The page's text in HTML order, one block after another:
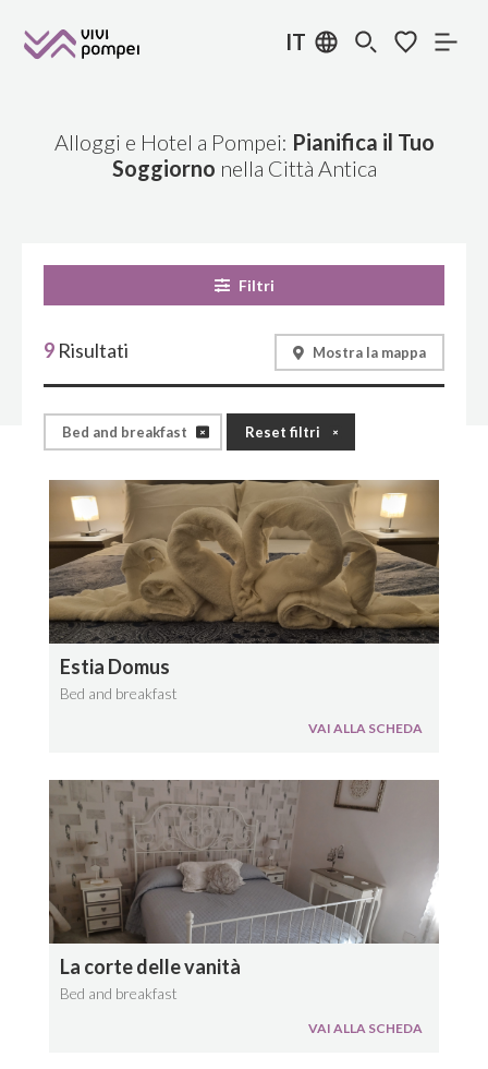
IT
Alloggi e Hotel a Pompei: Pianifica il Tuo
Soggiorno nella Città Antica
Filtri
9 Risultati Mostra la mappa
Bed and breakfast Reset filtri
Estia Domus
Bed and breakfast
VAI ALLA SCHEDA
La corte delle vanità
Bed and breakfast
VAI ALLA SCHEDA